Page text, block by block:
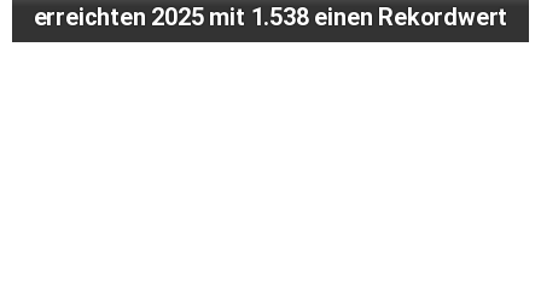
erreichten 2025 mit 1.538 einen Rekordwert